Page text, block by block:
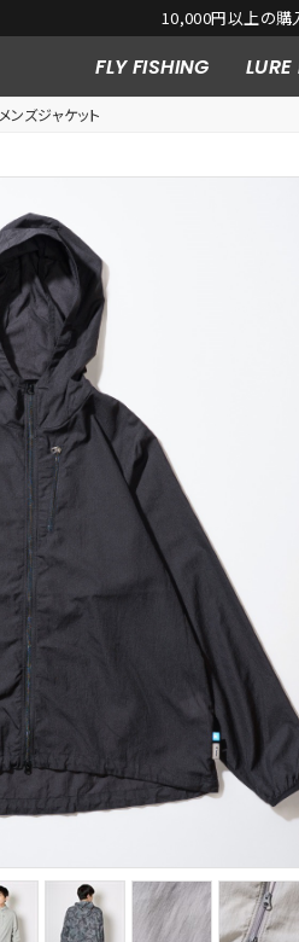
10,000円以上の購
FLY FISHING
メンズジャケット